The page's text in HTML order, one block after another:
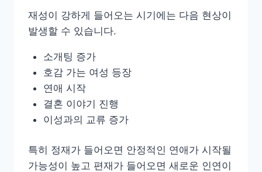
재성이 강하게 들어오는 시기에는 다음 현상이
발생할 수 있습니다.
소개팅 증가
호감 가는 여성 등장
연애 시작
결혼 이야기 진행
이성과의 교류 증가
특히 정재가 들어오면 안정적인 연애가 시작될
가능성이 높고 편재가 들어오면 새로운 인연이